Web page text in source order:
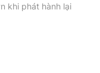
khi phát hành lại